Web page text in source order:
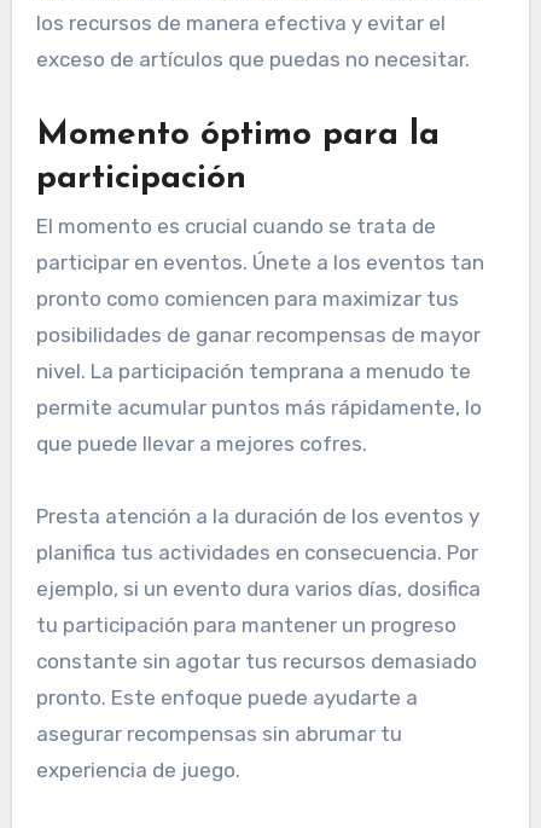
los recursos de manera efectiva y evitar el
exceso de artículos que puedas no necesitar.
Momento óptimo para la
participación
El momento es crucial cuando se trata de
participar en eventos. Únete a los eventos tan
pronto como comiencen para maximizar tus
posibilidades de ganar recompensas de mayor
nivel. La participación temprana a menudo te
permite acumular puntos más rápidamente, lo
que puede llevar a mejores cofres.
Presta atención a la duración de los eventos y
planifica tus actividades en consecuencia. Por
ejemplo, si un evento dura varios días, dosifica
tu participación para mantener un progreso
constante sin agotar tus recursos demasiado
pronto. Este enfoque puede ayudarte a
asegurar recompensas sin abrumar tu
experiencia de juego.